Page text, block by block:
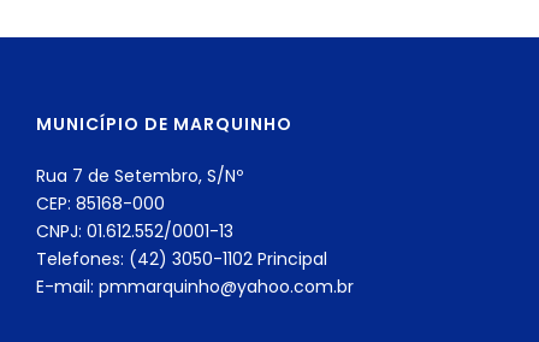
MUNICÍPIO DE MARQUINHO
Rua 7 de Setembro, S/Nº
CEP: 85168-000
CNPJ: 01.612.552/0001-13
Telefones: (42) 3050-1102 Principal
E-mail: pmmarquinho@yahoo.com.br